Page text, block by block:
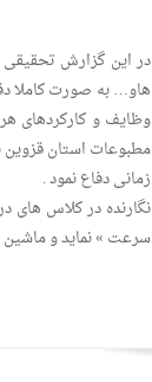
در این گزارش تحقیقی
هاو… به صورت کاملا
وظایف و کارکردهای
مطبوعات استان قزوین
زمانی دفاع نمود .
نگارنده در کلاس های
سرعت » نماید و ماشین